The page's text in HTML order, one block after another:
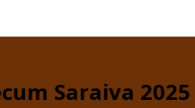
Saraiva 2025